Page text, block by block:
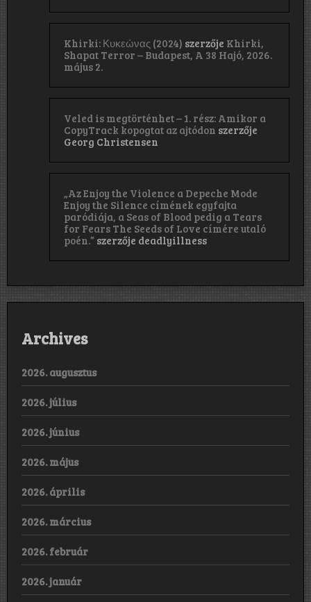
Khirki: Κ​υ​κ​ε​ώ​ν​α​ς (2024) szerzője Khirki,
Shapat Terror – Budapest, A 38 Hajó, 2026.
május 2.
Veled is megtörténhet – 1. rész: Amikor a
CopyTrack kopogtat az ajtódon szerzője
Georg Christensen
„Az Enjoy the Violence a Depeche Mode
Enjoy the Silence címének egyfajta
paródiája, a Seas of Blood pedig a Tears
for Fears The Seeds of Love címére utaló
poén.” szerzője deadlyillness
Archives
2026. augusztus
2026. július
2026. június
2026. május
2026. április
2026. március
2026. február
2026. január